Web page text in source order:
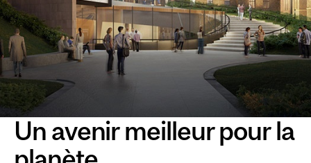
Un avenir meilleur pour la